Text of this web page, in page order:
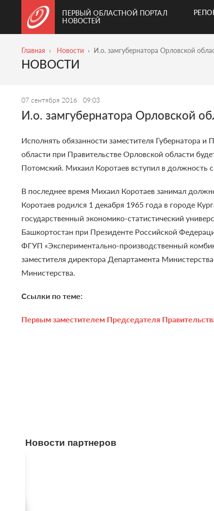
ПЕРВЫЙ ОБЛАСТНОЙ ПОРТАЛ
НОВОСТЕЙ
Главная Новости И.о. замгубернатора Орловской
НОВОСТИ
07 сентября 2016 09:03
И.о. замгубернатора Орловской
Исполнять обязанности заместителя Губернатора
области при Правительстве Орловской области
Потомский. Михаил Коротаев вступил в должность с
В последнее время Михаил Коротаев занимал
Коротаев родился 1 декабря 1965 года в городе
государственный экономико-статистический
Башкортостан при Президенте Российской
ФГУП «Экспериментально-производственный
заместителя директора Департамента
Министерства.
Ссылки по теме:
Первым заместителем Председателя
Новости партнеров